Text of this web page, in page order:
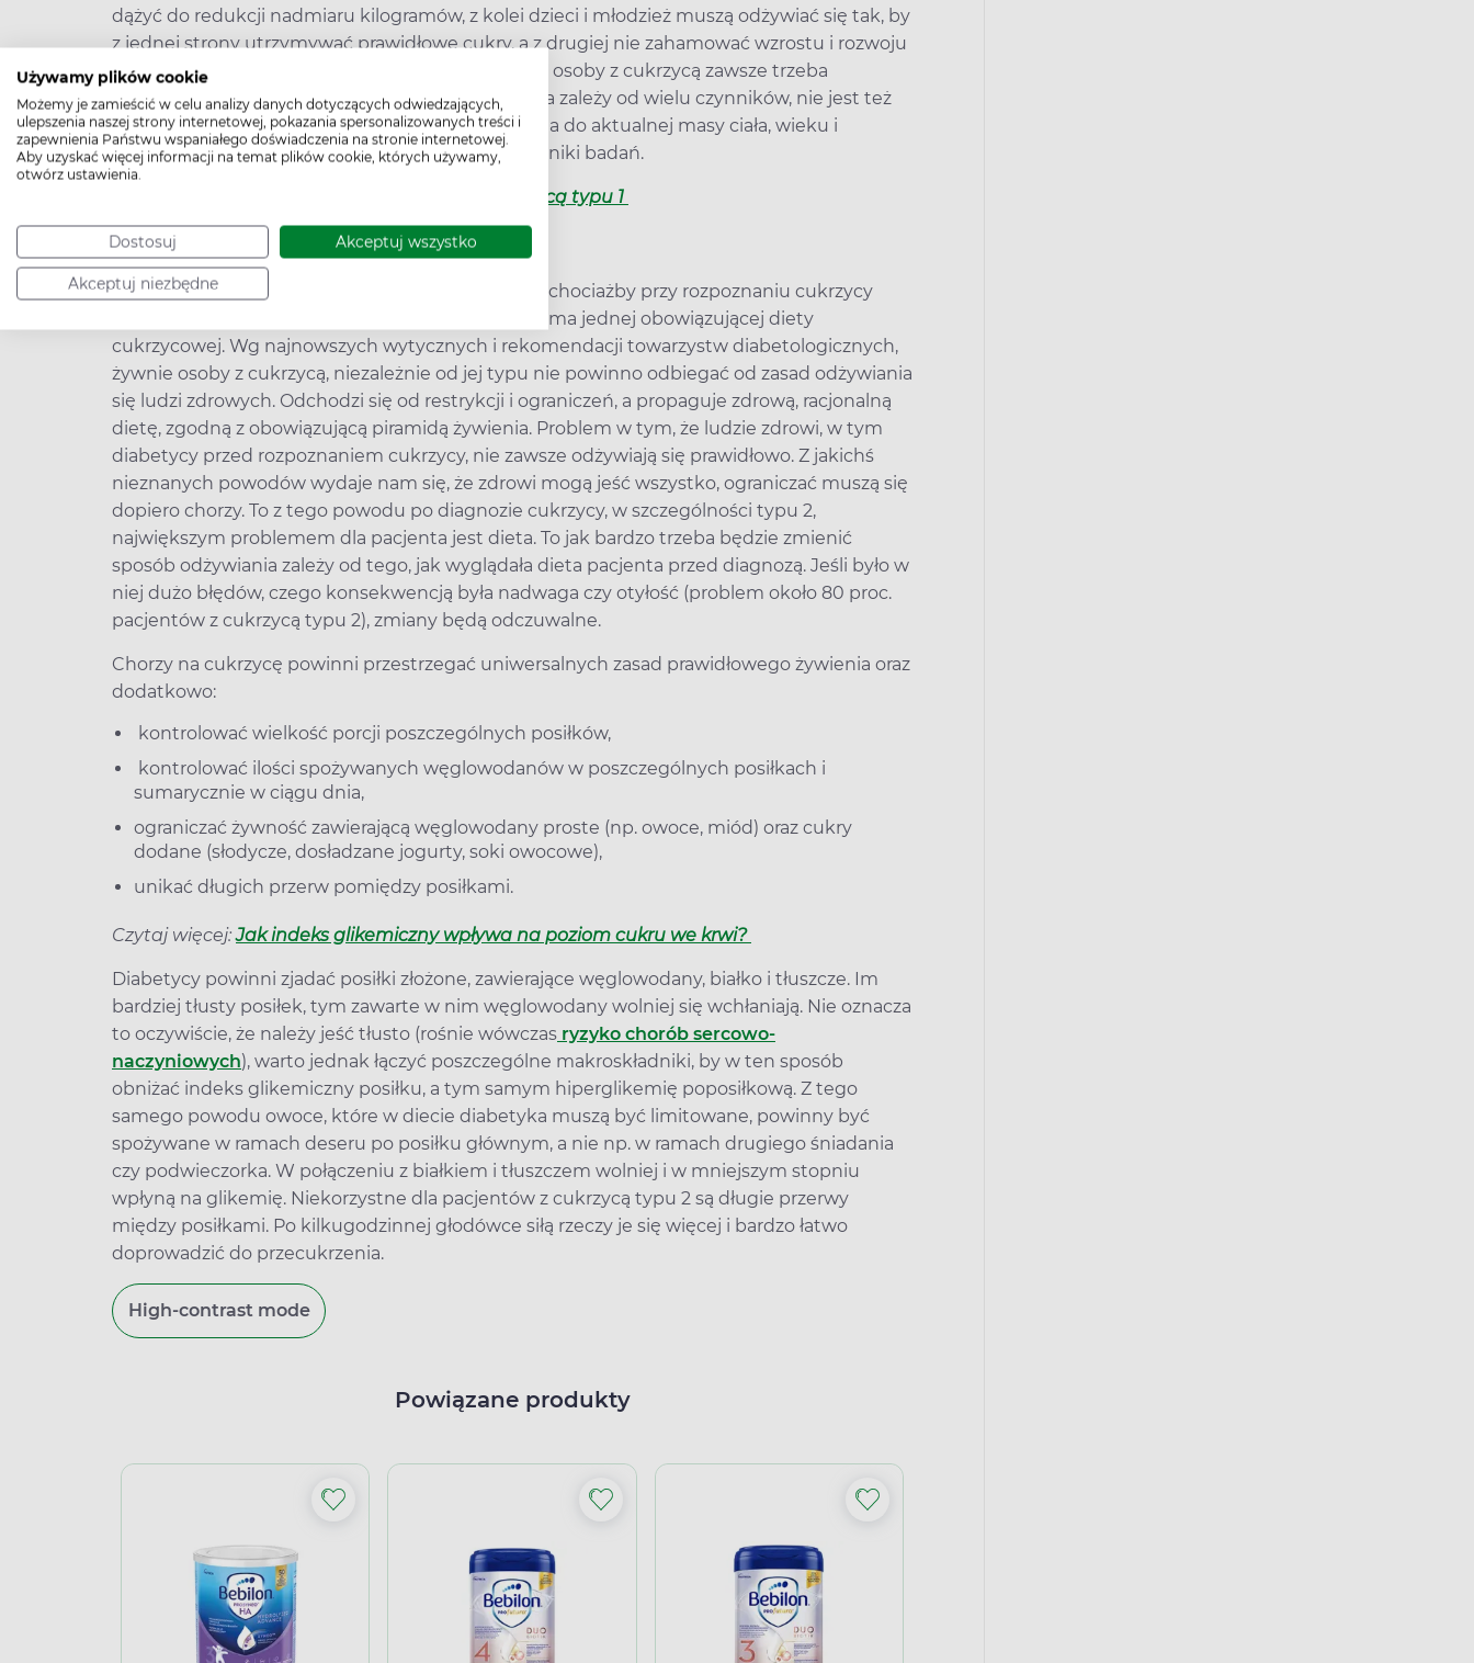
Używamy plików cookie
Możemy je zamieścić w celu analizy danych dotyczących odwiedzających,
ulepszenia naszej strony internetowej, pokazania spersonalizowanych treści i
zapewnienia Państwu wspaniałego doświadczenia na stronie internetowej.
Aby uzyskać więcej informacji na temat plików cookie, których używamy,
otwórz ustawienia.
Dostosuj Akceptuj wszystko
Akceptuj niezbędne
dążyć do redukcji nadmiaru kilogramów, z kolei dzieci i młodzież muszą odżywiać się tak, by
z jednej strony utrzymywać prawidłowe cukry, a z drugiej nie zahamować wzrostu i rozwoju
młodego organizmu. Dlatego do tematu żywienia osoby z cukrzycą zawsze trzeba
podchodzić bardzo indywidualnie. Dieta diabetyka zależy od wielu czynników, nie jest też
dana raz na zawsze – powinna być dostosowywana do aktualnej masy ciała, wieku i
aktywności fizycznej oraz uwzględniać bieżące wyniki badań.
Mity żywieniowe związane z cukrzycą typu 1
Cel – zdrowe odżywianie
Wbrew temu z czym spotykamy się w szpitalach (chociażby przy rozpoznaniu cukrzycy
typu 1, które zawsze wiąże się z hospitalizacją), nie ma jednej obowiązującej diety
cukrzycowej. Wg najnowszych wytycznych i rekomendacji towarzystw diabetologicznych,
żywnie osoby z cukrzycą, niezależnie od jej typu nie powinno odbiegać od zasad odżywiania
się ludzi zdrowych. Odchodzi się od restrykcji i ograniczeń, a propaguje zdrową, racjonalną
dietę, zgodną z obowiązującą piramidą żywienia. Problem w tym, że ludzie zdrowi, w tym
diabetycy przed rozpoznaniem cukrzycy, nie zawsze odżywiają się prawidłowo. Z jakichś
nieznanych powodów wydaje nam się, że zdrowi mogą jeść wszystko, ograniczać muszą się
dopiero chorzy. To z tego powodu po diagnozie cukrzycy, w szczególności typu 2,
największym problemem dla pacjenta jest dieta. To jak bardzo trzeba będzie zmienić
sposób odżywiania zależy od tego, jak wyglądała dieta pacjenta przed diagnozą. Jeśli było w
niej dużo błędów, czego konsekwencją była nadwaga czy otyłość (problem około 80 proc.
pacjentów z cukrzycą typu 2), zmiany będą odczuwalne.
Chorzy na cukrzycę powinni przestrzegać uniwersalnych zasad prawidłowego żywienia oraz
dodatkowo:
kontrolować wielkość porcji poszczególnych posiłków,
kontrolować ilości spożywanych węglowodanów w poszczególnych posiłkach i
sumarycznie w ciągu dnia,
ograniczać żywność zawierającą węglowodany proste (np. owoce, miód) oraz cukry
dodane (słodycze, dosładzane jogurty, soki owocowe),
unikać długich przerw pomiędzy posiłkami.
Czytaj więcej:Jak indeks glikemiczny wpływa na poziom cukru we krwi?
Diabetycy powinni zjadać posiłki złożone, zawierające węglowodany, białko i tłuszcze. Im
bardziej tłusty posiłek, tym zawarte w nim węglowodany wolniej się wchłaniają. Nie oznacza
to oczywiście, że należy jeść tłusto (rośnie wówczas ryzyko chorób sercowo-
naczyniowych), warto jednak łączyć poszczególne makroskładniki, by w ten sposób
obniżać indeks glikemiczny posiłku, a tym samym hiperglikemię poposiłkową. Z tego
samego powodu owoce, które w diecie diabetyka muszą być limitowane, powinny być
spożywane w ramach deseru po posiłku głównym, a nie np. w ramach drugiego śniadania
czy podwieczorka. W połączeniu z białkiem i tłuszczem wolniej i w mniejszym stopniu
wpłyną na glikemię. Niekorzystne dla pacjentów z cukrzycą typu 2 są długie przerwy
między posiłkami. Po kilkugodzinnej głodówce siłą rzeczy je się więcej i bardzo łatwo
doprowadzić do przecukrzenia.
High-contrast mode
Powiązane produkty